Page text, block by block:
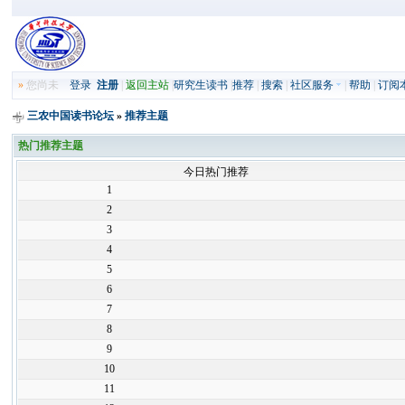
» 您尚未登录 注册 |返回主站 |研究生读书 |推荐 |搜索 |社区服务 |帮助 |订阅
三农中国读书论坛 »推荐主题
热门推荐主题
今日热门推荐
1
2
3
4
5
6
7
8
9
10
11